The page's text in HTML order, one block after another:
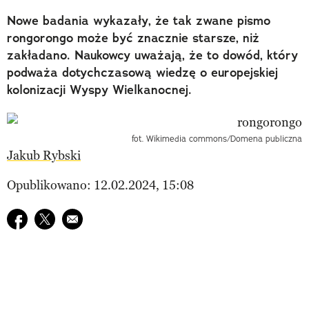
Nowe badania wykazały, że tak zwane pismo
rongorongo może być znacznie starsze, niż
zakładano. Naukowcy uważają, że to dowód, który
podważa dotychczasową wiedzę o europejskiej
kolonizacji Wyspy Wielkanocnej.
fot. Wikimedia commons/Domena publiczna
Jakub Rybski
Opublikowano: 12.02.2024, 15:08
Udostępnij na facebook
Udostępnij na twitter
E-mail do przyjaciela